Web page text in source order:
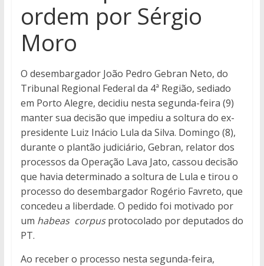
ordem por Sérgio
Moro
O desembargador João Pedro Gebran Neto, do
Tribunal Regional Federal da 4ª Região, sediado
em Porto Alegre, decidiu nesta segunda-feira (9)
manter sua decisão que impediu a soltura do ex-
presidente Luiz Inácio Lula da Silva. Domingo (8),
durante o plantão judiciário, Gebran, relator dos
processos da Operação Lava Jato, cassou decisão
que havia determinado a soltura de Lula e tirou o
processo do desembargador Rogério Favreto, que
concedeu a liberdade. O pedido foi motivado por
um habeas corpusprotocolado por deputados do
PT.
Ao receber o processo nesta segunda-feira,